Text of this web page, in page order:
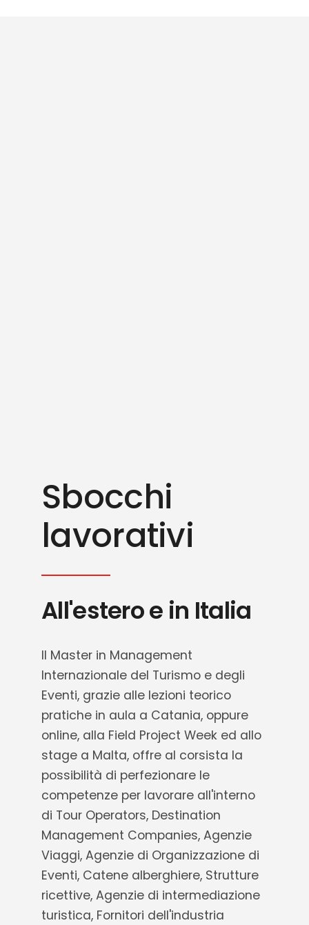
Sbocchi
lavorativi
All'estero e in Italia
Il Master in Management
Internazionale del Turismo e degli
Eventi, grazie alle lezioni teorico
pratiche in aula a Catania, oppure
online, alla Field Project Week ed allo
stage a Malta, offre al corsista la
possibilità di perfezionare le
competenze per lavorare all'interno
di Tour Operators, Destination
Management Companies, Agenzie
Viaggi, Agenzie di Organizzazione di
Eventi, Catene alberghiere, Strutture
ricettive, Agenzie di intermediazione
turistica, Fornitori dell'industria